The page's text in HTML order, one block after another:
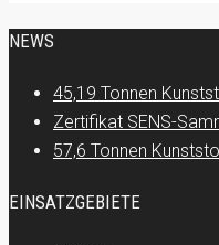
NEWS
45,19 Tonnen
Zertifikat SENS-
57,6 Tonnen
EINSATZGEBIETE